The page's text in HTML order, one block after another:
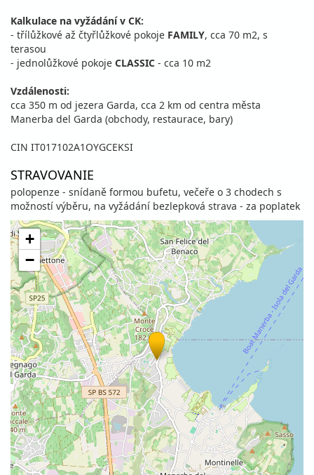
Kalkulace na vyžádání v CK:
- třílůžkové až čtyřlůžkové pokoje FAMILY, cca 70 m2, s
terasou
- jednolůžkové pokoje CLASSIC - cca 10 m2
Vzdálenosti:
cca 350 m od jezera Garda, cca 2 km od centra města
Manerba del Garda (obchody, restaurace, bary)
CIN IT017102A1OYGCEKSI
STRAVOVANIE
polopenze - snídaně formou bufetu, večeře o 3 chodech s
možností výběru, na vyžádání bezlepková strava - za poplatek
+
−